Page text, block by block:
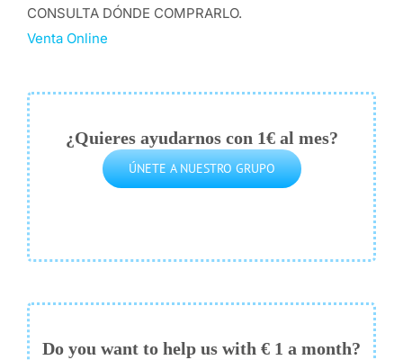
CONSULTA DÓNDE COMPRARLO.
Venta Online
¿Quieres ayudarnos con 1€ al mes?
ÚNETE A NUESTRO GRUPO
Do you want to help us with € 1 a month?